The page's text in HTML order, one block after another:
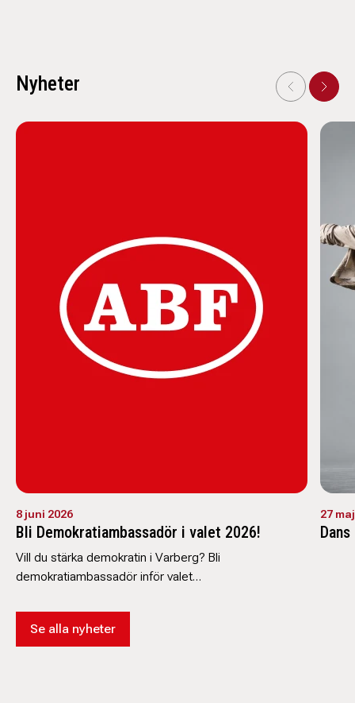
Nyheter
8 juni 2026
Bli Demokratiambassadör i valet 2026!
Vill du stärka demokratin i Varberg? Bli
demokratiambassadör inför valet…
27
Se alla nyheter